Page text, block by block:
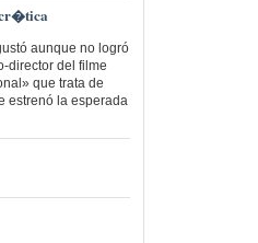
cr�tica
aunque no logró
director del filme
que trata de
estrenó la esperada